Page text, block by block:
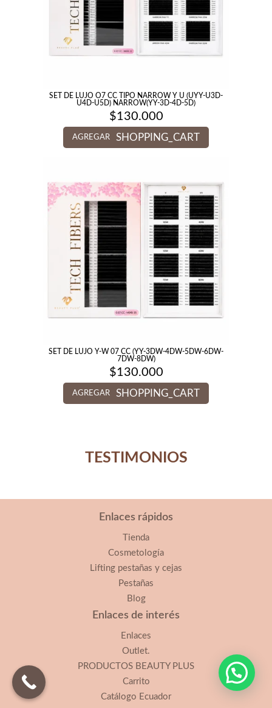
SET DE LUJO O7 CC TIPO NARROW Y U (UYY-U3D-
U4D-U5D) NARROW(YY-3D-4D-5D)
$130.000
AGREGAR SHOPPING_CART
SET DE LUJO Y-W 07 CC (YY-3DW-4DW-5DW-6DW-
7DW-8DW)
$130.000
AGREGAR SHOPPING_CART
TESTIMONIOS
Enlaces rápidos
Tienda
Cosmetología
Lifting pestañas y cejas
Pestañas
Blog
Enlaces de interés
Enlaces
Outlet.
PRODUCTOS BEAUTY PLUS
Carrito
Catálogo Ecuador